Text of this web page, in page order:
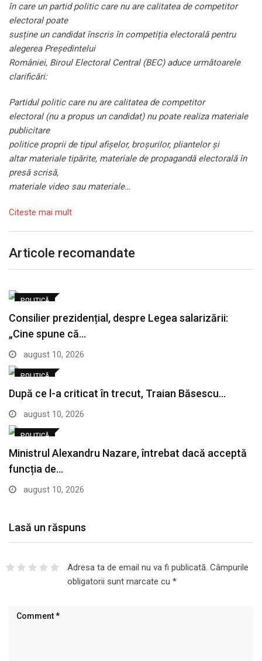
în care un partid politic care nu are calitatea de competitor
electoral poate
susține un candidat înscris în competiția electorală pentru
alegerea Președintelui
României, Biroul Electoral Central (BEC) aduce următoarele
clarificări:
Partidul politic care nu are calitatea de competitor
electoral (nu a propus un candidat) nu poate realiza materiale
publicitare
politice proprii de tipul afișelor, broșurilor, pliantelor și
altar materiale tipărite, materiale de propagandă electorală în
presă scrisă,
materiale video sau materiale…
Citeste mai mult
Articole recomandate
POLITICĂ
Consilier prezidențial, despre Legea salarizării:
„Cine spune că…
august 10, 2026
POLITICĂ
După ce l-a criticat în trecut, Traian Băsescu…
august 10, 2026
POLITICĂ
Ministrul Alexandru Nazare, întrebat dacă acceptă
funcția de…
august 10, 2026
Lasă un răspuns
Adresa ta de email nu va fi publicată. Câmpurile
obligatorii sunt marcate cu *